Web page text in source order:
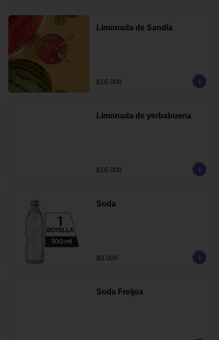
Limonada de Sandía
$16.000
Limonada de yerbabuena
$16.000
Soda
$9.000
Soda Freijoa